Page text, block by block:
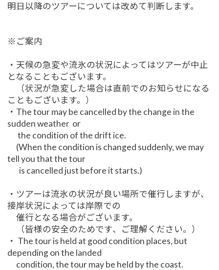
明日以降のツアーについては改めて判断します。
※ご案内
・天候の急変や流氷の状況によってはツアーが中止
となることもございます。
（状況が急変した場合は直前でのお知らせになる
こともございます。）
・The tour may be cancelled by the change in the
sudden weather or
the condition of the drift ice.
(When the condition is changed suddenly, we may
tell you that the tour
is cancelled just before it starts.)
・ツアーは流氷の状況が良い場所で催行しますが、
接岸状況によっては岸際での
催行となる場合がございます。
（皆様の安全のためです、ご理解ください。）
・ The tour is held at good condition places, but
depending on the landed
condition, the tour may be held by the coast.